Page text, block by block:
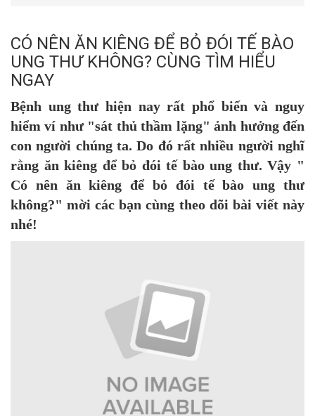
CÓ NÊN ĂN KIÊNG ĐỂ BỎ ĐÓI TẾ BÀO
UNG THƯ KHÔNG? CÙNG TÌM HIỂU
NGAY
Bệnh ung thư hiện nay rất phổ biến và nguy
hiểm ví như "sát thủ thầm lặng" ảnh hưởng đến
con người chúng ta. Do đó rất nhiều người nghĩ
rằng ăn kiêng để bỏ đói tế bào ung thư. Vậy "
Có nên ăn kiêng để bỏ đói tế bào ung thư
không?" mời các bạn cùng theo dõi bài viết này
nhé!